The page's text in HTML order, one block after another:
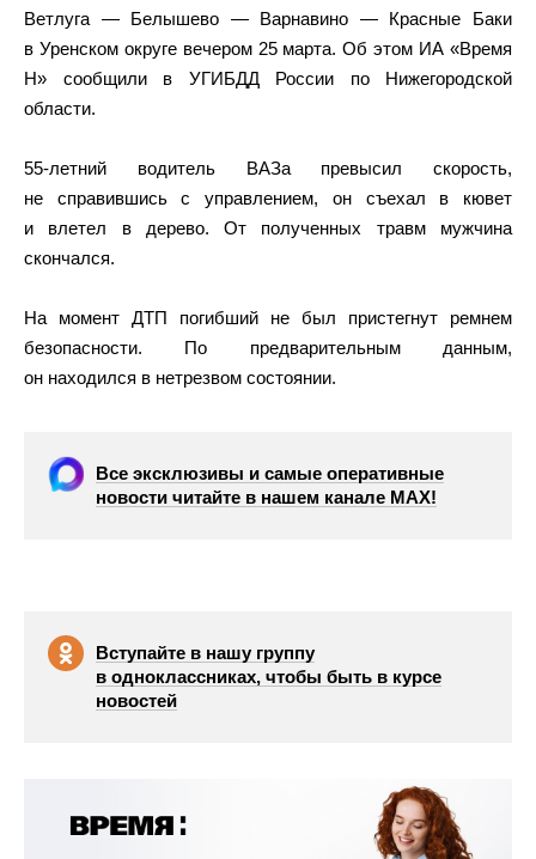
Ветлуга — Белышево — Варнавино — Красные Баки
в Уренском округе вечером 25 марта. Об этом ИА «Время
Н» сообщили в УГИБДД России по Нижегородской
области.
55-летний водитель ВАЗа превысил скорость,
не справившись с управлением, он съехал в кювет
и влетел в дерево. От полученных травм мужчина
скончался.
На момент ДТП погибший не был пристегнут ремнем
безопасности. По предварительным данным,
он находился в нетрезвом состоянии.
Все эксклюзивы и самые оперативные
новости читайте в нашем канале МАХ!
Вступайте в нашу группу
в одноклассниках, чтобы быть в курсе
новостей